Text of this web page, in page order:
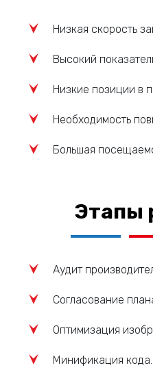
Низкая скорость
Высокий
Низкие позиции в
Необходимость
Большая
Этапы
Аудит
Согласование
Оптимизация
Минификация кода.